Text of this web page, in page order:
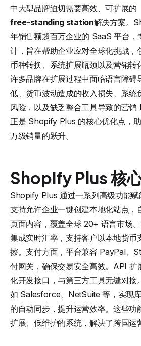
中大型品牌迫切需要高效、可扩展的
free-standing station解决方案。
年销售额超百万企业的 SaaS 平台，
计，旨在帮助企业应对全球化挑战，
币种转换、系统扩展瓶颈以及营销转
许多品牌在扩展过程中面临语言障碍
低、货币波动造成的收入损失、系统
风险，以及缺乏整合工具导致的营销
正是 Shopify Plus 的核心优化点，
万级销量的跃升。
Shopify Plus 核
Shopify Plus 通过一系列高级功能
支持允许企业一键创建本地化站点，
页面内容，覆盖全球 20+ 语言市场
集成实时汇率，支持客户以本地货币
擦。支付方面，平台兼容 PayPal、
付网关，确保交易安全高效。API 扩
化开发接口，与第三方工具无缝对接
如 Salesforce、NetSuite 等，实现
的自动同步，提升运营效率。这些功
扩展、低维护的系统，解决了跨国运